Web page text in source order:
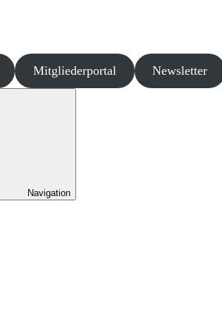
Mitgliederportal Newsletter
Navigation